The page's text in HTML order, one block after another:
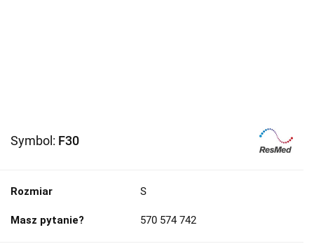
Symbol: F30
Rozmiar S
Masz pytanie? 570 574 742